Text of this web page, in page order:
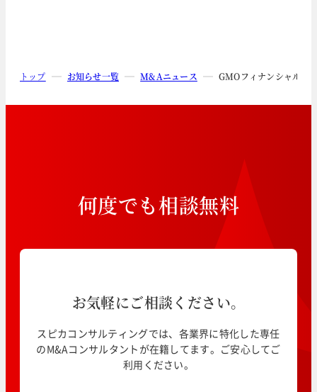
トップ お知らせ一覧 M&Aニュース GMOフィナンシャルホ
何度でも相談無料
お気軽にご相談ください。
スピカコンサルティングでは、各業界に特化した専任
のM&Aコンサルタントが在籍してます。ご安心してご
利用ください。